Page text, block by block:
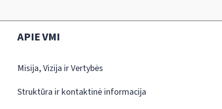
APIE VMI
Misija, Vizija ir Vertybės
Struktūra ir kontaktinė informacija